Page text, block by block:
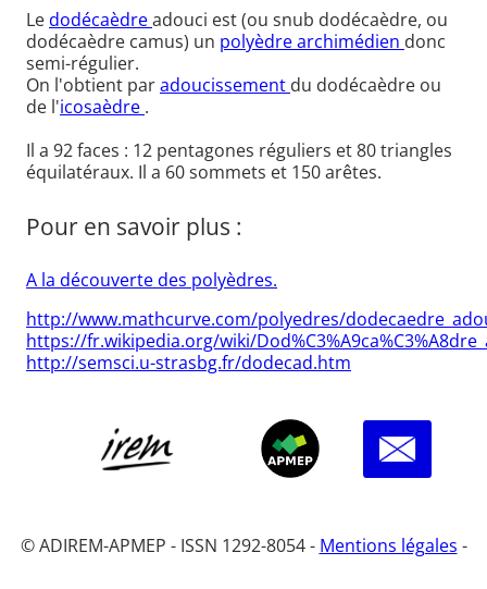
Ledodécaèdreadouci est (ou snub dodécaèdre, ou
dodécaèdre camus) un polyèdre archimédien donc
semi-régulier.
On l'obtient paradoucissement du dodécaèdre ou
de l'icosaèdre .
Il a 92 faces : 12 pentagones réguliers et 80 triangles
équilatéraux. Il a 60 sommets et 150 arêtes.
Pour en savoir plus :
A la découverte des polyèdres.
http://www.mathcurve.com/polyedres/
https://fr.wikipedia.org/wiki/
http://semsci.u-strasbg.fr/dodecad.htm
© ADIREM-APMEP - ISSN 1292-8054 - Mentions légales -